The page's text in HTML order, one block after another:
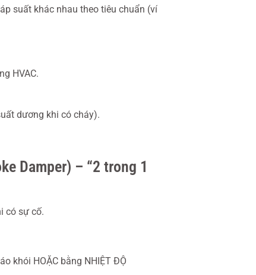
suất khác nhau theo tiêu chuẩn (ví
HVAC.
dương khi có cháy).
Damper) – “2 trong 1
có sự cố.
khói HOẶC bằng NHIỆT ĐỘ